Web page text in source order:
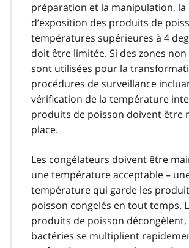
préparation et la manipulation, la
d’exposition des produits de
températures supérieures à 4
doit être limitée. Si des zones
sont utilisées pour la
procédures de surveillance
vérification de la température
produits de poisson doivent être
place.
Les congélateurs doivent être
une température acceptable –
température qui garde les
poisson congelés en tout temps.
produits de poisson décongèlent,
bactéries se multiplient